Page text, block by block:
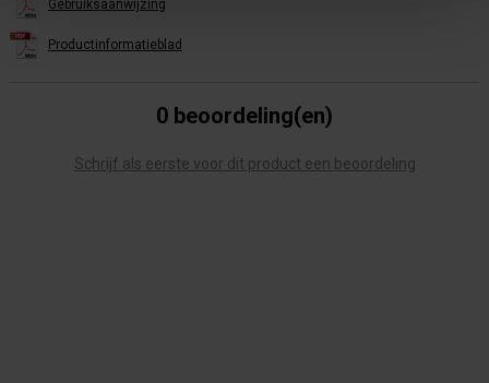
Gebruiksaanwijzing
Productinformatieblad
0 beoordeling(en)
Schrijf als eerste voor dit product een beoordeling